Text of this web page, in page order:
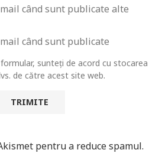
când sunt publicate alte
când sunt publicate
sunteți de acord cu stocarea
de către acest site web.
pentru a reduce spamul.